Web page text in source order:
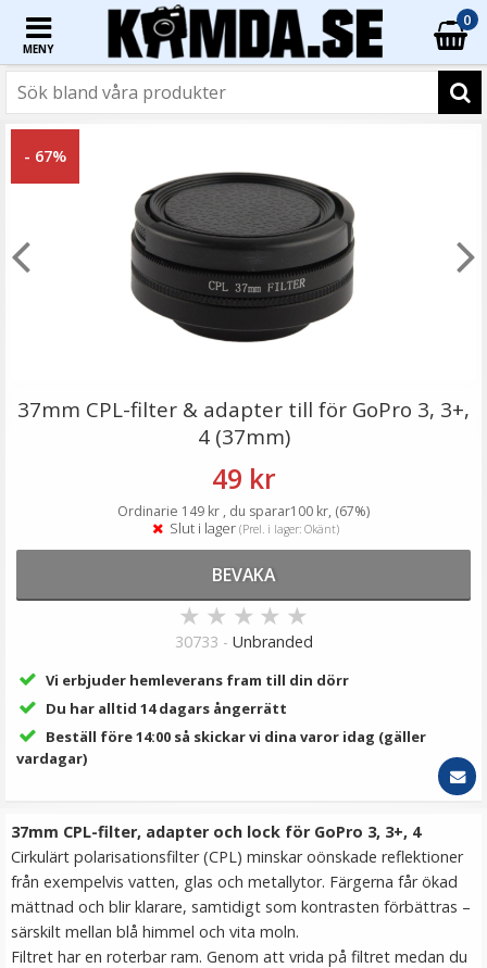
MENY
0
69 kr
LÄGG I VARUKORG
DMC-LX7 Leica D-Lux6 Svart
★★★★★
189 kr
- 67%
37mm CPL-filter & adapter till för GoPro 3, 3+,
4 (37mm)
49 kr
Ordinarie 149 kr , du sparar100 kr, (67%)
Slut i lager (Prel. i lager: Okänt)
BEVAKA
★ ★ ★ ★ ★
30733 - Unbranded
Vi erbjuder hemleverans fram till din dörr
Du har alltid 14 dagars ångerrätt
Beställ före 14:00 så skickar vi dina varor idag (gäller
vardagar)
37mm CPL-filter, adapter och lock för GoPro 3, 3+, 4
Cirkulärt polarisationsfilter (CPL) minskar oönskade reflektioner
från exempelvis vatten, glas och metallytor. Färgerna får ökad
mättnad och blir klarare, samtidigt som kontrasten förbättras –
särskilt mellan blå himmel och vita moln.
Filtret har en roterbar ram. Genom att vrida på filtret medan du